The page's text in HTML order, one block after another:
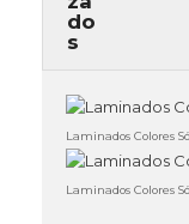
Laminados Colores
Laminados Colores